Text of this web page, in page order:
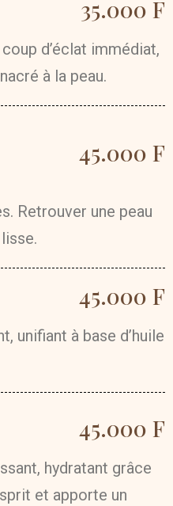
35.000 F
d’éclat immédiat,
à la peau.
45.000 F
Retrouver une peau
45.000 F
unifiant à base d’huile
45.000 F
hydratant grâce
et apporte un